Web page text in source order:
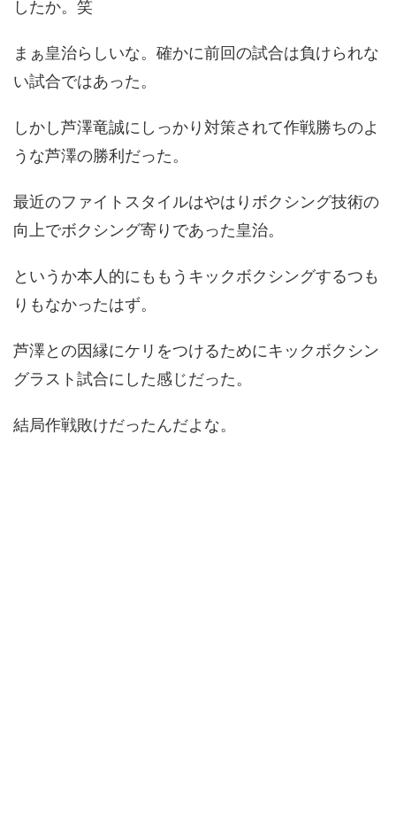
したか。笑
まぁ皇治らしいな。確かに前回の試合は負けられな
い試合ではあった。
しかし芦澤竜誠にしっかり対策されて作戦勝ちのよ
うな芦澤の勝利だった。
最近のファイトスタイルはやはりボクシング技術の
向上でボクシング寄りであった皇治。
というか本人的にももうキックボクシングするつも
りもなかったはず。
芦澤との因縁にケリをつけるためにキックボクシン
グラスト試合にした感じだった。
結局作戦敗けだったんだよな。